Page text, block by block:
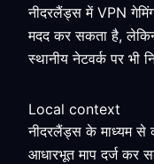
नीदरलैंड्स में VPN
मदद कर सकता है,
स्थानीय नेटवर्क पर भी
Local context
नीदरलैंड्स के माध्यम
आधारभूत माप दर्ज कर